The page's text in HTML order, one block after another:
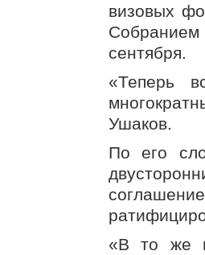
визовых
сентября.
«Теперь
Ушаков.
По его
«В то же